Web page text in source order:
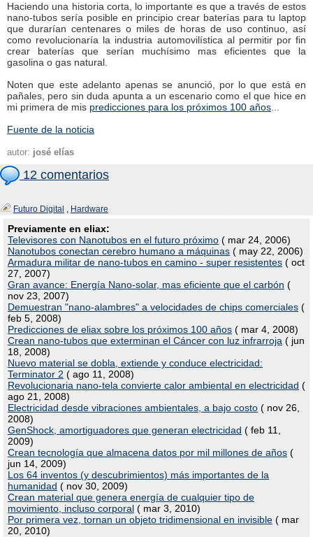
Haciendo una historia corta, lo importante es que a través de estos
nano-tubos sería posible en principio crear baterías para tu laptop
que durarían centenares o miles de horas de uso continuo, así
como revolucionaría la industria automovilística al permitir por fin
crear baterías que serían muchísimo mas eficientes que la
gasolina o gas natural.
Noten que este adelanto apenas se anunció, por lo que está en
pañales, pero sin duda apunta a un escenario como el que hice en
mi primera de mis predicciones para los próximos 100 años
Fuente de la noticia
autor: josé elías
12 comentarios
Futuro Digital , Hardware
Previamente en eliax:
Televisores con Nanotubos en el futuro próximo ( mar 24, 2006)
Nanotubos conectan cerebro humano a máquinas ( may 22, 2006)
Armadura militar de nano-tubos en camino - super resistentes ( oct
27, 2007)
Gran avance: Energía Nano-solar, mas eficiente que el carbón (
nov 23, 2007)
Demuestran "nano-alambres" a velocidades de chips comerciales (
feb 5, 2008)
Predicciones de eliax sobre los próximos 100 años ( mar 4, 2008)
Crean nano-tubos que exterminan el Cáncer con luz infrarroja ( jun
18, 2008)
Nuevo material se dobla, extiende y conduce electricidad:
Terminator 2 ( ago 11, 2008)
Revolucionaria nano-tela convierte calor ambiental en electricidad (
ago 21, 2008)
Electricidad desde vibraciones ambientales, a bajo costo ( nov 26,
2008)
GenShock, amortiguadores que generan electricidad ( feb 11,
2009)
Crean tecnología que almacena datos por mil millones de años (
jun 14, 2009)
Los 64 inventos (y descubrimientos) más importantes de la
humanidad ( nov 30, 2009)
Crean material que genera energía de cualquier tipo de
movimiento, incluso corporal ( mar 3, 2010)
Por primera vez, tornan un objeto tridimensional en invisible ( mar
20, 2010)